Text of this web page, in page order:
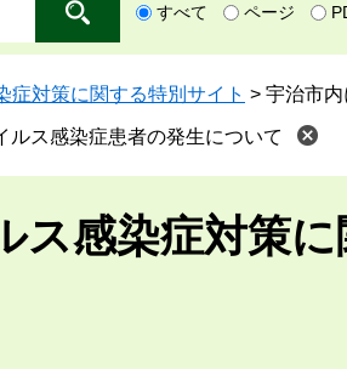
すべて ページ
症対策に関する特別サイト > 宇治市
ス感染症患者の発生について
ス感染症対策